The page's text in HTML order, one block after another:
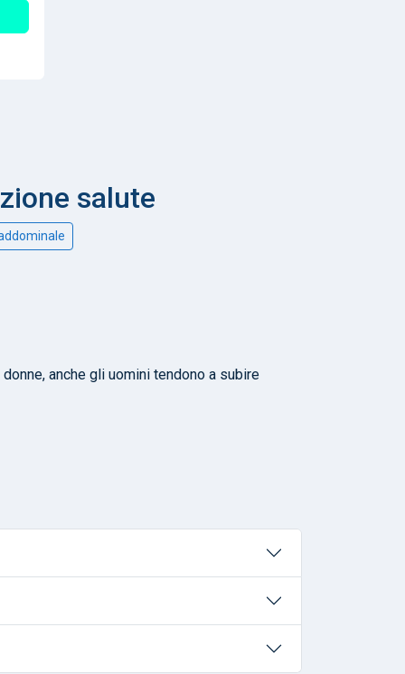
salute
anche gli uomini tendono a subire